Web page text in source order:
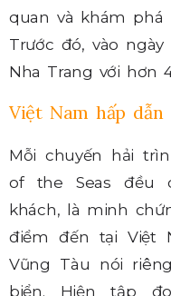
quan và khám phá
Trước đó, vào
Nha Trang với hơn
Việt Nam hấp
Mỗi chuyến hải
of the Seas đều
khách, là minh
điểm đến tại Việt
Vũng Tàu nói
biển. Hiện tập